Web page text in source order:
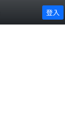
登入